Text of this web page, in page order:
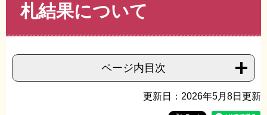
札結果について
ページ内目次
更新日：2026年5月8日更新